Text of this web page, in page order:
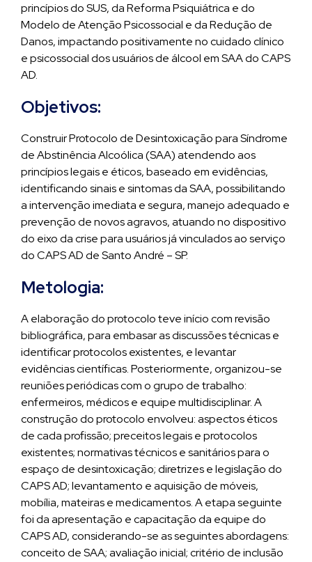
princípios do SUS, da Reforma Psiquiátrica e do
Modelo de Atenção Psicossocial e da Redução de
Danos, impactando positivamente no cuidado clínico
e psicossocial dos usuários de álcool em SAA do CAPS
AD.
Objetivos:
Construir Protocolo de Desintoxicação para Síndrome
de Abstinência Alcoólica (SAA) atendendo aos
princípios legais e éticos, baseado em evidências,
identificando sinais e sintomas da SAA, possibilitando
a intervenção imediata e segura, manejo adequado e
prevenção de novos agravos, atuando no dispositivo
do eixo da crise para usuários já vinculados ao serviço
do CAPS AD de Santo André – SP.
Metologia:
A elaboração do protocolo teve início com revisão
bibliográfica, para embasar as discussões técnicas e
identificar protocolos existentes, e levantar
evidências científicas. Posteriormente, organizou-se
reuniões periódicas com o grupo de trabalho:
enfermeiros, médicos e equipe multidisciplinar. A
construção do protocolo envolveu: aspectos éticos
de cada profissão; preceitos legais e protocolos
existentes; normativas técnicos e sanitários para o
espaço de desintoxicação; diretrizes e legislação do
CAPS AD; levantamento e aquisição de móveis,
mobília, mateiras e medicamentos. A etapa seguinte
foi da apresentação e capacitação da equipe do
CAPS AD, considerando-se as seguintes abordagens:
conceito de SAA; avaliação inicial; critério de inclusão